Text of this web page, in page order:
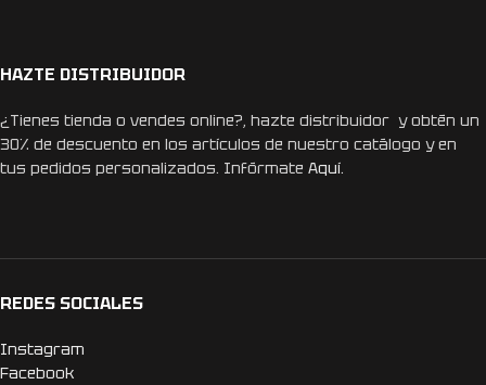
HAZTE DISTRIBUIDOR
¿Tienes tienda o vendes online?, hazte distribuidor y obtén un
30% de descuento en los artículos de nuestro catálogo y en
tus pedidos personalizados. Infórmate Aquí.
REDES SOCIALES
Instagram
Facebook